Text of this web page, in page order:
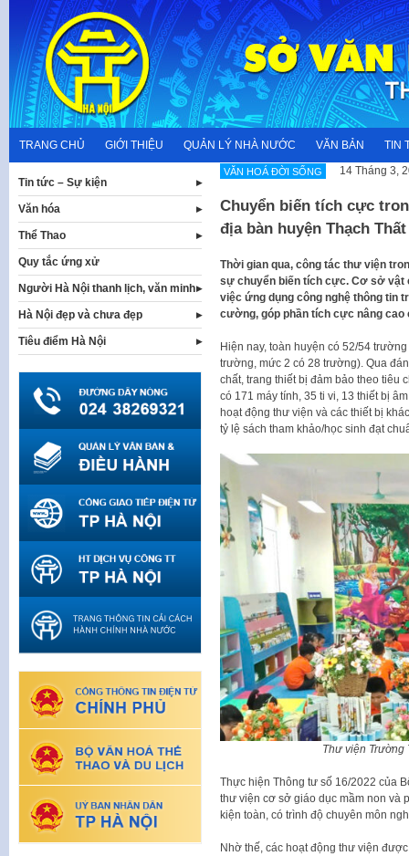
content
TRANG CHỦ GIỚI THIỆU QUẢN LÝ NHÀ NƯỚC VĂN BẢN TIN
VĂN HOÁ ĐỜI SỐNG 14 Tháng 3,
Chuyển biến tích cực
địa bàn huyện Thạch Thất
Thời gian qua, công tác thư viện
sự chuyển biến tích cực. Cơ sở vật
việc ứng dụng công nghệ thông tin
cường, góp phần tích cực nâng
Hiện nay, toàn huyện có 52/54
trường, mức 2 có 28 trường). Qua
chất, trang thiết bị đảm bảo theo tiêu
có 171 máy tính, 35 ti vi, 13 thiết bị
hoạt động thư viện và các thiết bị
tỷ lệ sách tham khảo/học sinh đạt
Thư viện Trường
Thực hiện Thông tư số 16/2022 của
thư viện cơ sở giáo dục mầm non và
kiện toàn, có trình độ chuyên môn
Nhờ thế, các hoạt động thư viện
Tin tức – Sự kiện
Văn hóa
Thể Thao
Quy tắc ứng xử
Người Hà Nội thanh lịch, văn minh
Hà Nội đẹp và chưa đẹp
Tiêu điểm Hà Nội